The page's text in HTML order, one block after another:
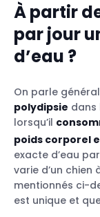
À partir
par jour
d’eau ?
On parle
polydipsie dans
lorsqu’il
poids corporel
exacte d’eau
varie d’un chien
mentionnés ci-
est unique et